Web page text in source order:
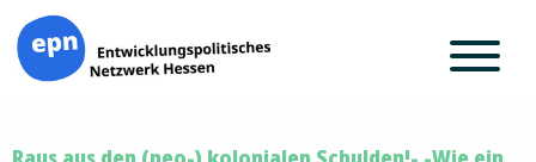
Inhalt